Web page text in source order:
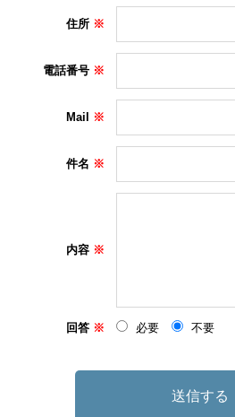
住所
電話番号
Mail
件名
内容
回答 必要 不要